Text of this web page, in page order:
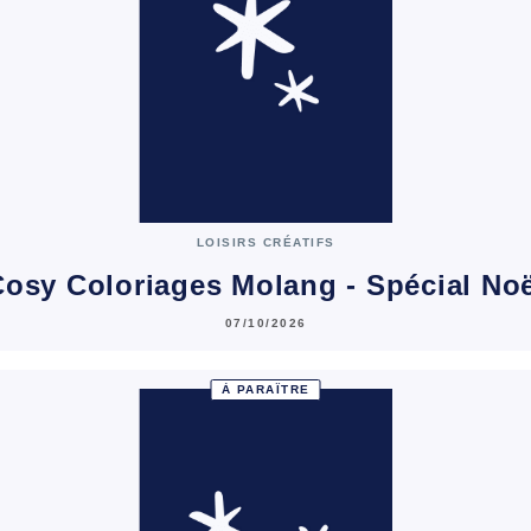
LOISIRS CRÉATIFS
Coloriages Molang - Spécial
07/10/2026
À PARAÎTRE